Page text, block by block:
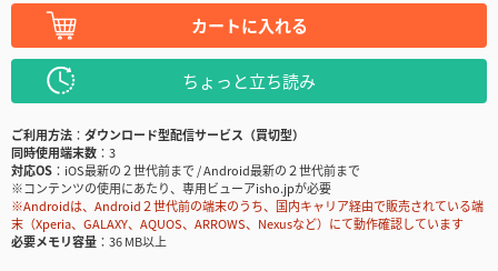
カートに入れる
ちょっと立ち読み
ご利用方法
ダウンロード型配信サービス（買切型）
同時使用端末数
3
対応OS
iOS最新の２世代前まで / Android最新の２世代前まで
※コンテンツの使用にあたり、専用ビューアisho.jpが必要
※Androidは、Android２世代前の端末のうち、国内キャリア経由で販売されている端
末（Xperia、GALAXY、AQUOS、ARROWS、Nexusなど）にて動作確認しています
必要メモリ容量
36 MB以上